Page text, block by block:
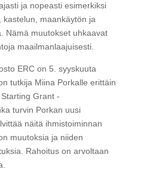
ja nopeasti esimerkiksi
kastelun, maankäytön ja
Nämä muutokset uhkaavat
maailmanlaajuisesti.
ERC on 5. syyskuuta
tutkija Miina Porkalle erittäin
Grant -
turvin Porkan uusi
näitä ihmistoiminnan
muutoksia ja niiden
Rahoitus on arvoltaan